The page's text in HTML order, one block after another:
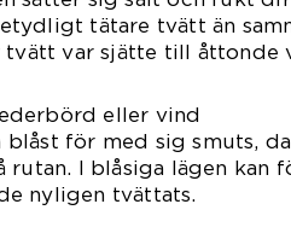
tätare tvätt än
var sjätte till åttonde
eller vind
blåst för med sig smuts,
rutan. I blåsiga lägen kan
nyligen tvättats.